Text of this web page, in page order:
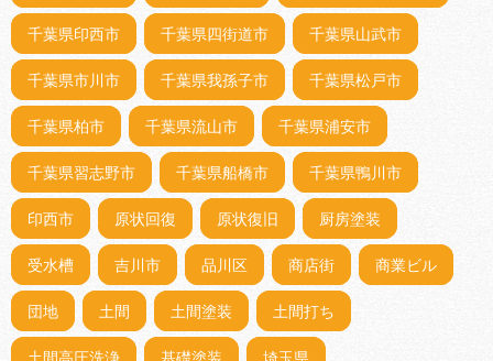
千葉県印西市 千葉県四街道市 千葉県山武市
千葉県市川市 千葉県我孫子市 千葉県松戸市
千葉県柏市 千葉県流山市 千葉県浦安市
千葉県習志野市 千葉県船橋市 千葉県鴨川市
印西市 原状回復 原状復旧 厨房塗装
受水槽 吉川市 品川区 商店街 商業ビル
団地 土間 土間塗装 土間打ち